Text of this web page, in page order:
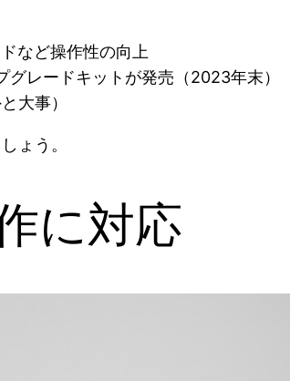
など操作性の向上
レードキットが発売（2023年末）
大事）
ょう。
に対応